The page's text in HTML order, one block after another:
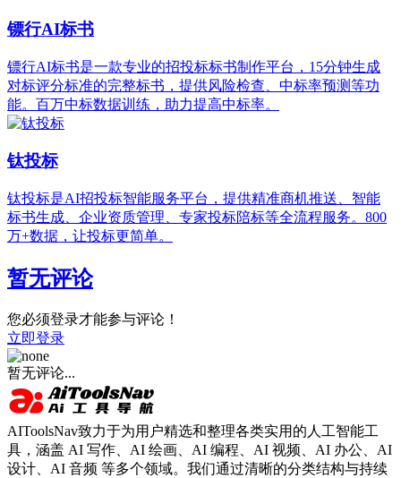
镖行AI标书
镖行AI标书是一款专业的招投标标书制作平台，15分钟生成
对标评分标准的完整标书，提供风险检查、中标率预测等功
能。百万中标数据训练，助力提高中标率。
钛投标
钛投标是AI招投标智能服务平台，提供精准商机推送、智能
标书生成、企业资质管理、专家投标陪标等全流程服务。800
万+数据，让投标更简单。
暂无评论
您必须登录才能参与评论！
立即登录
暂无评论...
AIToolsNav致力于为用户精选和整理各类实用的人工智能工
具，涵盖 AI 写作、AI 绘画、AI 编程、AI 视频、AI 办公、AI
设计、AI 音频 等多个领域。我们通过清晰的分类结构与持续